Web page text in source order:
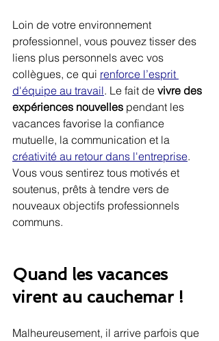
Loin de votre environnement
professionnel, vous pouvez tisser des
liens plus personnels avec vos
collègues, ce qui renforce l’esprit
d'équipe au travail. Le fait de vivre des
expériences nouvelles pendant les
vacances favorise la confiance
mutuelle, la communication et la
créativité au retour dans l'entreprise.
Vous vous sentirez tous motivés et
soutenus, prêts à tendre vers de
nouveaux objectifs professionnels
communs.
Quand les vacances
virent au cauchemar !
Malheureusement, il arrive parfois que